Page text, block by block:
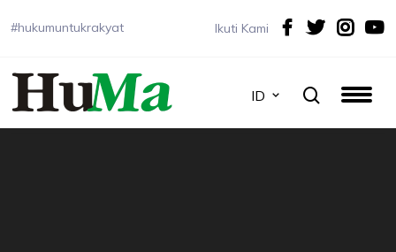
#hukumuntukrakyat Ikuti Kami
ID